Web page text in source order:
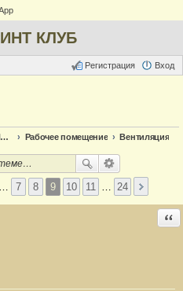
КЛУБ
Вход
Регистрация
ИММЕРСИОННАЯ ПЕЧАТЬ Рабочее помещение Вентиляция
7 8 9 10 11 24